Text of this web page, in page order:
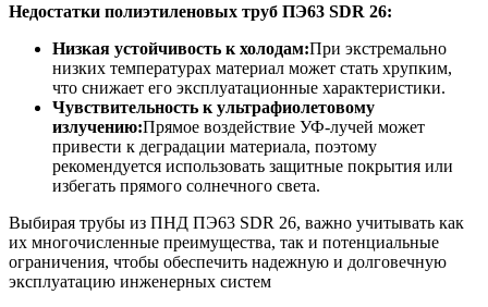
Недостатки полиэтиленовых труб ПЭ63 SDR 26:
Низкая устойчивость к холодам:При экстремально
низких температурах материал может стать хрупким,
что снижает его эксплуатационные характеристики.
Чувствительность к ультрафиолетовому
излучению:Прямое воздействие УФ-лучей может
привести к деградации материала, поэтому
рекомендуется использовать защитные покрытия или
избегать прямого солнечного света.
Выбирая трубы из ПНД ПЭ63 SDR 26, важно учитывать как
их многочисленные преимущества, так и потенциальные
ограничения, чтобы обеспечить надежную и долговечную
эксплуатацию инженерных систем